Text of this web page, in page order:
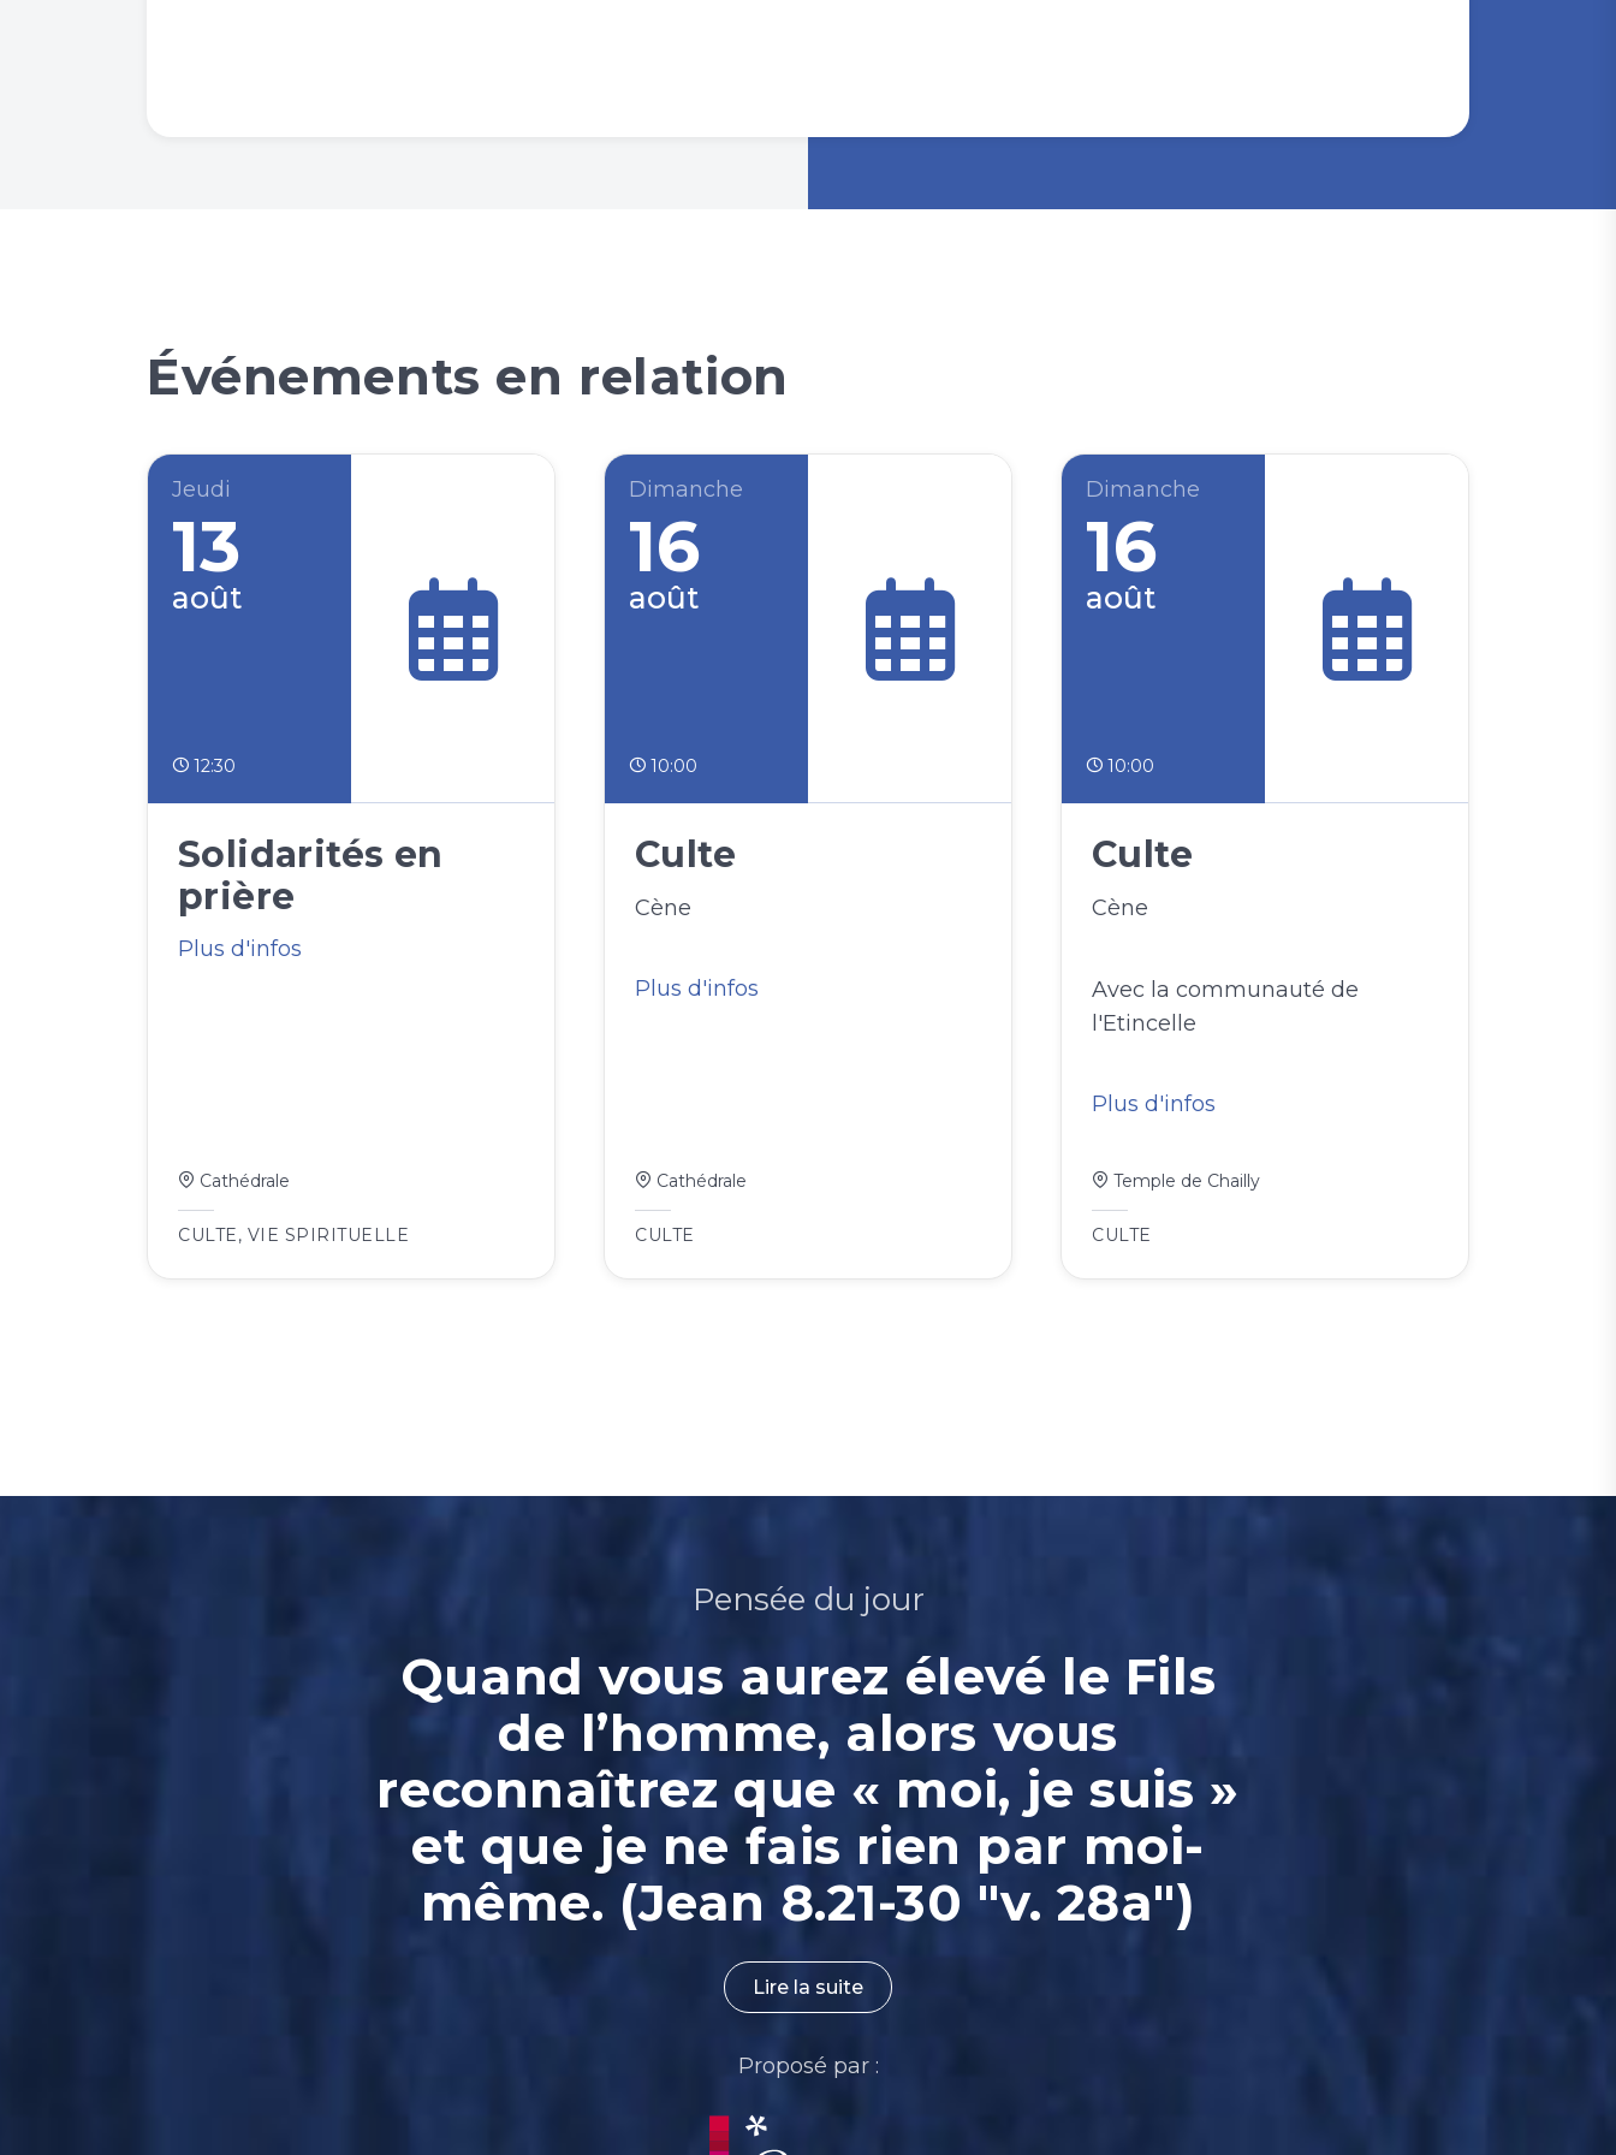
Événements en relation
Jeudi
13
août
12:30
Solidarités en
prière
Plus d'infos
Cathédrale
CULTE, VIE SPIRITUELLE
Dimanche
16
août
10:00
Culte
Cène
Plus d'infos
Cathédrale
CULTE
Dimanche
16
août
10:00
Culte
Cène
Avec la communauté de
l'Etincelle
Plus d'infos
Temple de Chailly
CULTE
Pensée du jour
Quand vous aurez élevé le Fils
de l’homme, alors vous
reconnaîtrez que « moi, je suis »
et que je ne fais rien par moi-
même. (Jean 8.21-30 "v. 28a")
Lire la suite
Proposé par :